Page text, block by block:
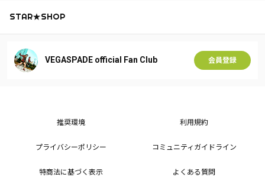
STAR★SHOP
VEGASPADE official Fan Club 会員登録
推奨環境 利用規約
プライバシーポリシー コミュニティガイドライン
特商法に基づく表示 よくある質問